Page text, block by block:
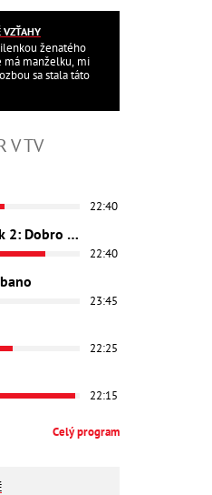
VZŤAHY
ženatého
má manželku, mi
sa stala táto
V TV
22:40
Šťastný nový rok 2: Dobro došli
22:40
23:45
22:25
22:15
Celý program